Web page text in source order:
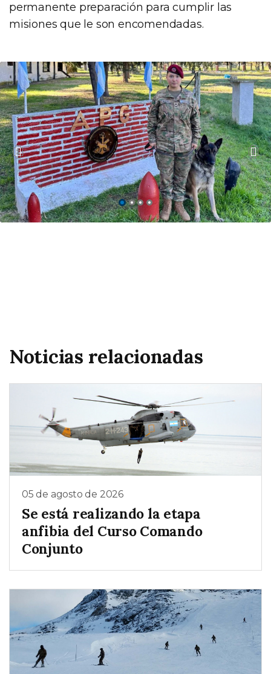
permanente preparación para cumplir las
misiones que le son encomendadas.
Noticias relacionadas
05 de agosto de 2026
Se está realizando la etapa
anfibia del Curso Comando
Conjunto